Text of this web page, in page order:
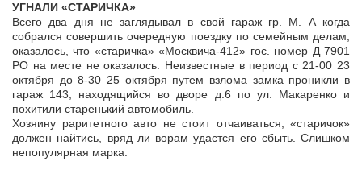
УГНАЛИ «СТАРИЧКА»
Всего два дня не заглядывал в свой гараж гр. М. А когда
собрался совершить очередную поездку по семейным делам,
оказалось, что «старичка» «Москвича-412» гос. номер Д 7901
РО на месте не оказалось. Неизвестные в период с 21-00 23
октября до 8-30 25 октября путем взлома замка проникли в
гараж 143, находящийся во дворе д.6 по ул. Макаренко и
похитили старенький автомобиль.
Хозяину раритетного авто не стоит отчаиваться, «старичок»
должен найтись, вряд ли ворам удастся его сбыть. Слишком
непопулярная марка.